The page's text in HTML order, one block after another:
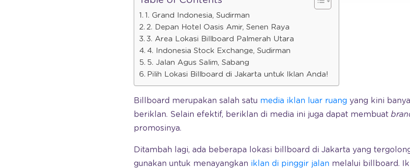
1. Grand Indonesia, Sudirman
2. Depan Hotel Oasis Amir, Senen Raya
3. Area Lokasi Billboard Palmerah Utara
4. Indonesia Stock Exchange, Sudirman
5. Jalan Agus Salim, Sabang
Pilih Lokasi Billboard di Jakarta untuk Iklan Anda!
Billboard merupakan salah satu media iklan luar ruang yang kini
beriklan. Selain efektif, beriklan di media ini juga dapat membuat
promosinya.
Ditambah lagi, ada beberapa lokasi billboard di Jakarta yang
gunakan untuk menayangkan iklan di pinggir jalan melalui billboard.